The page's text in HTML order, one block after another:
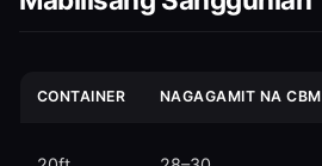
CONTAINER NAGAGAMIT NA CBM